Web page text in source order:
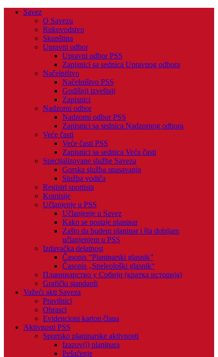
Savez
O Savezu
Rukovodstvo
Skupština
Upravni odbor
Upravni odbor PSS
Zapisnici sa sednica Upravnog odbora
Načelništvo
Načelništvo PSS
Godišnji izveštaji
Zapisnici
Nadzorni odbor
Nadzorni odbor PSS
Zapisnici sa sednica Nadzornog odbora
Veće časti
Veće časti PSS
Zapisnici sa sednica Veća časti
Specijalizovane službe Saveza
Gorska služba spasavanja
Služba vodiča
Registri sportista
Komisije
Učlanjenje u PSS
Učlanjenje u Savez
Kako se postaje planinar
Zašto da budem planinar i šta dobijam
učlanjenjem u PSS
Izdavačka delatnost
Časopis “Planinarski glasnik”
Časopis „Speleološki glasnik“
Планинарство у Србији (кратка историја)
Grafički standardi
Važeći akti Saveza
Pravilnici
Obrasci
Evidencioni karton člana
Aktivnosti PSS
Sportsko planinarske aktivnosti
Izazov(i) planinara
Pešačenje